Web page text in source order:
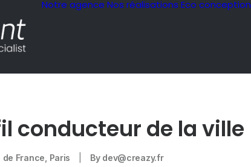
Notre agence Nos réalisations Eco conception
conducteur de la ville
de France Paris By dev@creazy.fr